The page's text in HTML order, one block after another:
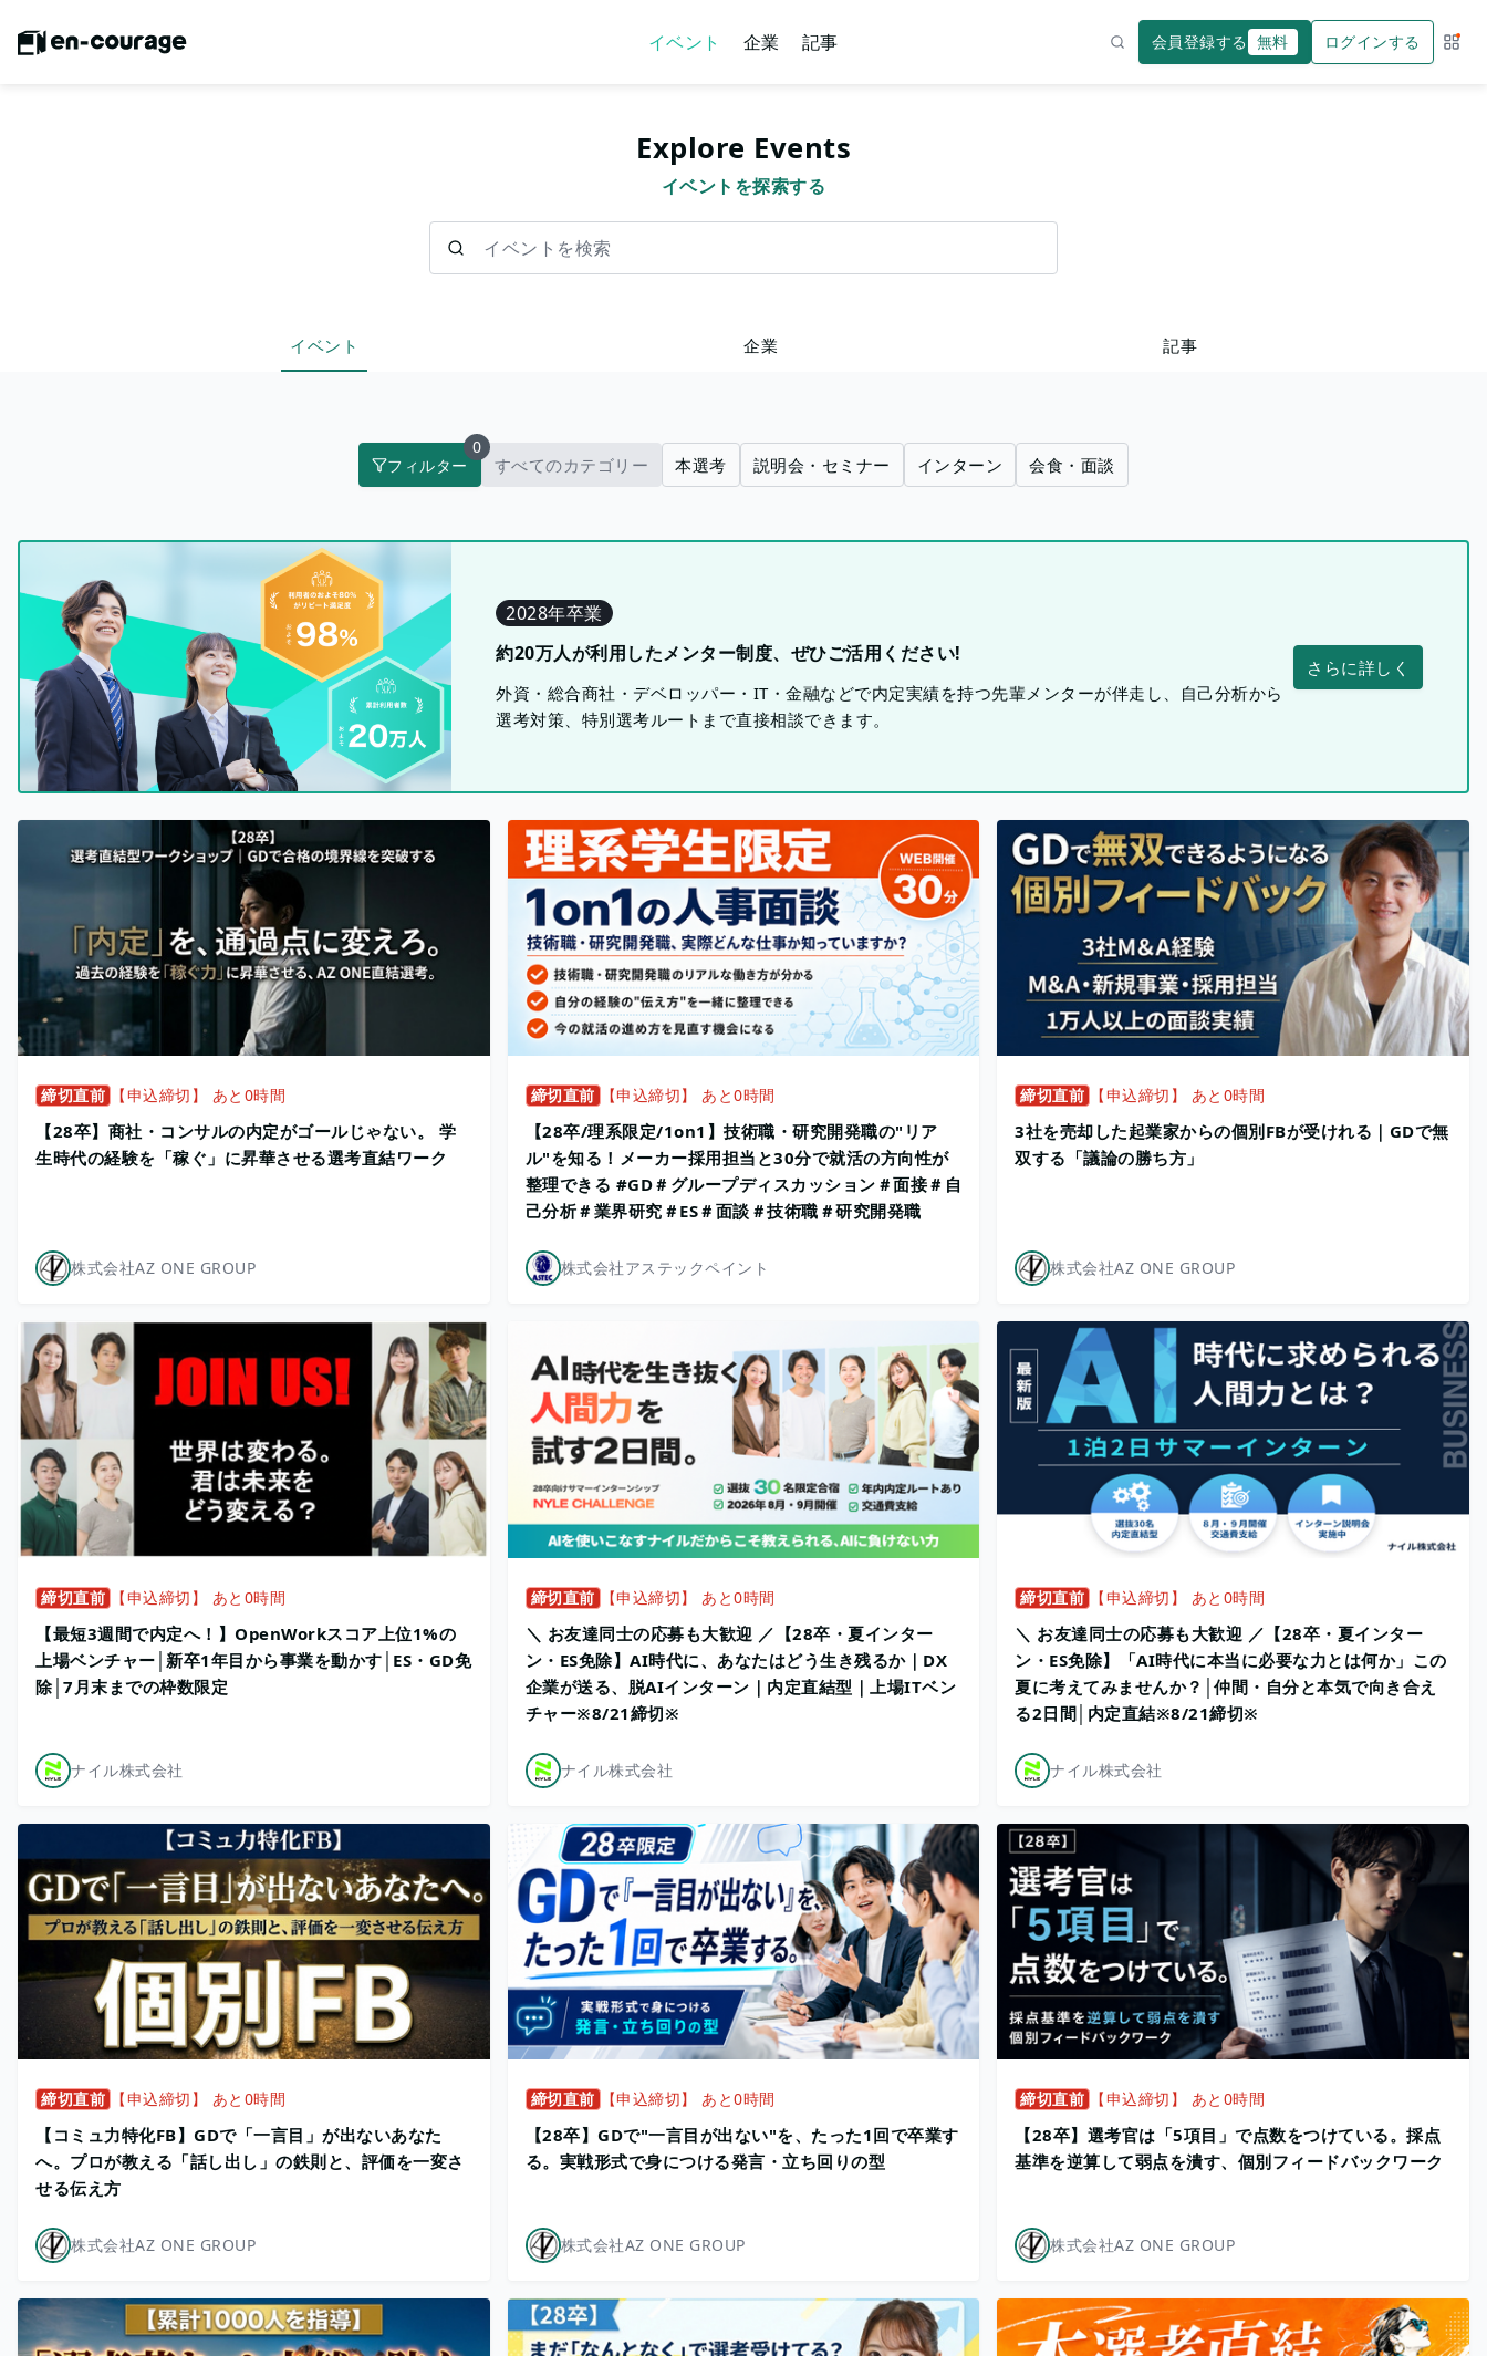
イベント 企業 記事 会員登録する 無料 ログインする サー
Explore Events
イベントを探索する
イベント 企業 記事
フィルター
0
すべてのカテゴリー 本選考 説明会・セミナー インターン 会食・面談
2028年卒業
約20万人が利用したメンター制度、ぜひご活用ください!
外資・総合商社・デベロッパー・IT・金融などで内定実績を持つ先輩メンターが伴走し、自己分析から
選考対策、特別選考ルートまで直接相談できます。
さらに詳しく
締切直前 【申込締切】 あと0時間
【28卒】商社・コンサルの内定がゴールじゃない。 学
生時代の経験を「稼ぐ」に昇華させる選考直結ワーク
株式会社AZ ONE GROUP
締切直前 【申込締切】 あと0時間
【28卒/理系限定/1on1】技術職・研究開発職の"リア
ル"を知る！メーカー採用担当と30分で就活の方向性が
整理できる #GD＃グループディスカッション＃面接＃自
己分析＃業界研究＃ES＃面談＃技術職＃研究開発職
株式会社アステックペイント
締切直前 【申込締切】 あと0時間
3社を売却した起業家からの個別FBが受けれる｜GDで無
双する「議論の勝ち方」
株式会社AZ ONE GROUP
締切直前 【申込締切】 あと0時間
【最短3週間で内定へ！】OpenWorkスコア上位1%の
上場ベンチャー│新卒1年目から事業を動かす│ES・GD免
除│7月末までの枠数限定
ナイル株式会社
締切直前 【申込締切】 あと0時間
＼ お友達同士の応募も大歓迎 ／【28卒・夏インター
ン・ES免除】AI時代に、あなたはどう生き残るか｜DX
企業が送る、脱AIインターン｜内定直結型｜上場ITベン
チャー※8/21締切※
ナイル株式会社
締切直前 【申込締切】 あと0時間
＼ お友達同士の応募も大歓迎 ／【28卒・夏インター
ン・ES免除】「AI時代に本当に必要な力とは何か」この
夏に考えてみませんか？│仲間・自分と本気で向き合え
る2日間│内定直結※8/21締切※
ナイル株式会社
締切直前 【申込締切】 あと0時間
【コミュ力特化FB】GDで「一言目」が出ないあなた
へ。プロが教える「話し出し」の鉄則と、評価を一変さ
せる伝え方
株式会社AZ ONE GROUP
締切直前 【申込締切】 あと0時間
【28卒】GDで"一言目が出ない"を、たった1回で卒業す
る。実戦形式で身につける発言・立ち回りの型
株式会社AZ ONE GROUP
締切直前 【申込締切】 あと0時間
【28卒】選考官は「5項目」で点数をつけている。採点
基準を逆算して弱点を潰す、個別フィードバックワーク
株式会社AZ ONE GROUP